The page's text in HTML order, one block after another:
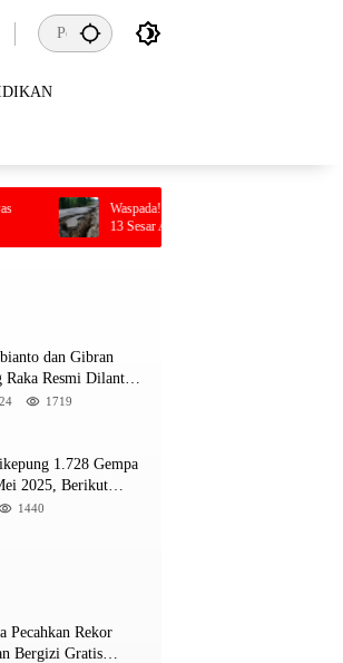
Waspada! BMKG Ungkap Kolaka Utara Dikepung
13 Sesar Aktif, Ratusan Gempa Sudah Terekam
Buol, Warga Panik
dan Gibran
Raka Resmi Dilantik
dan Wapres RI
1719
1.728 Gempa
2025, Berikut
Intens Diguncang!
1440
Pecahkan Rekor
Bergizi Gratis